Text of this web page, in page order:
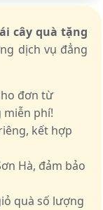
cây quà tặng
dịch vụ đẳng
đơn từ
miễn phí!
kết hợp
Hà, đảm bảo
quà số lượng